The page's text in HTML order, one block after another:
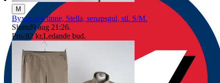
M
Byxor och linne, Stella, senapsgul, stl. S/M.
Sluttid9 aug 21:26.
Pris:82 kr,Ledande bud.